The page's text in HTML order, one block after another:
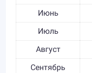
Июнь
Июль
Август
Сентябрь